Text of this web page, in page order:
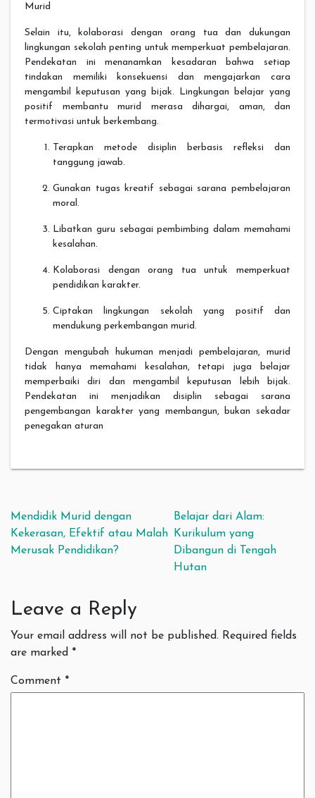
Murid
Selain itu, kolaborasi dengan orang tua dan dukungan
lingkungan sekolah penting untuk memperkuat pembelajaran.
Pendekatan ini menanamkan kesadaran bahwa setiap
tindakan memiliki konsekuensi dan mengajarkan cara
mengambil keputusan yang bijak. Lingkungan belajar yang
positif membantu murid merasa dihargai, aman, dan
termotivasi untuk berkembang.
Terapkan metode disiplin berbasis refleksi dan
tanggung jawab.
Gunakan tugas kreatif sebagai sarana pembelajaran
moral.
Libatkan guru sebagai pembimbing dalam memahami
kesalahan.
Kolaborasi dengan orang tua untuk memperkuat
pendidikan karakter.
Ciptakan lingkungan sekolah yang positif dan
mendukung perkembangan murid.
Dengan mengubah hukuman menjadi pembelajaran, murid
tidak hanya memahami kesalahan, tetapi juga belajar
memperbaiki diri dan mengambil keputusan lebih bijak.
Pendekatan ini menjadikan disiplin sebagai sarana
pengembangan karakter yang membangun, bukan sekadar
penegakan aturan
Post navigation
Mendidik Murid dengan
Kekerasan, Efektif atau Malah
Merusak Pendidikan?
Belajar dari Alam:
Kurikulum yang
Dibangun di Tengah
Hutan
Leave a Reply
Your email address will not be published. Required fields
are marked *
Comment *